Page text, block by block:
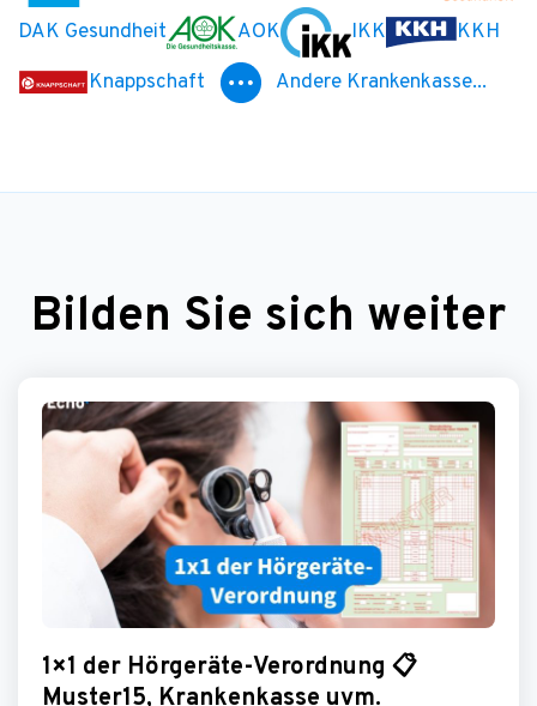
DAK Gesundheit
AOK IKK
KKH
Knappschaft
Andere Krankenkasse...
Bilden Sie sich weiter
1×1 der Hörgeräte-Verordnung 📋
Muster15, Krankenkasse uvm.